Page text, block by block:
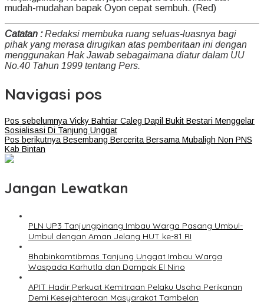
mudah-mudahan bapak Oyon cepat sembuh. (Red)
Catatan :Redaksi membuka ruang seluas-luasnya bagi
pihak yang merasa dirugikan atas pemberitaan ini dengan
menggunakan Hak Jawab sebagaimana diatur dalam UU
No.40 Tahun 1999 tentang Pers.
Navigasi pos
Pos sebelumnyaVicky Bahtiar Caleg Dapil Bukit Bestari Menggelar
Sosialisasi Di Tanjung Unggat
Pos berikutnyaBesembang Bercerita Bersama Mubaligh Non PNS
Kab Bintan
Jangan Lewatkan
PLN UP3 Tanjungpinang Imbau Warga Pasang Umbul-
Umbul dengan Aman Jelang HUT ke-81 RI
Bhabinkamtibmas Tanjung Unggat Imbau Warga
Waspada Karhutla dan Dampak El Nino
APIT Hadir Perkuat Kemitraan Pelaku Usaha Perikanan
Demi Kesejahteraan Masyarakat Tambelan